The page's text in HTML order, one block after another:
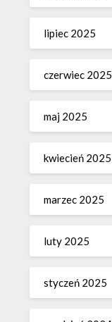
lipiec 2025
czerwiec 2025
maj 2025
kwiecień 2025
marzec 2025
luty 2025
styczeń 2025